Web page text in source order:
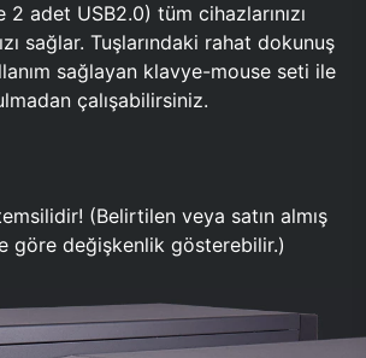
adet USB2.0) tüm cihazlarınızı
sağlar. Tuşlarındaki rahat dokunuş
sağlayan klavye-mouse seti ile
çalışabilirsiniz.
(Belirtilen veya satın almış
göre değişkenlik gösterebilir.)